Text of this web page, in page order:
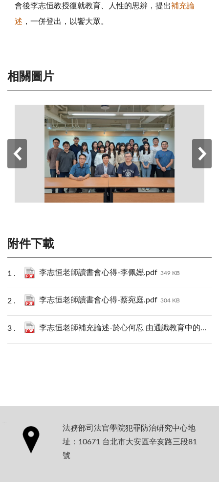
會後李志恒教授復就教育、人性的思辨，提出補充論
述 ，一併登出，以饗大眾。
相關圖片
附件下載
李志恒老師讀書會心得-李佩嬨.pdf 349 KB
李志恒老師讀書會心得-蔡宛庭.pdf 304 KB
李志恒老師補充論述-於心何忍 由通識教育中的人倫思維談起.pdf
:::
法務部司法官學院犯罪防治研究中心地
址：10671 台北市大安區辛亥路三段81
號